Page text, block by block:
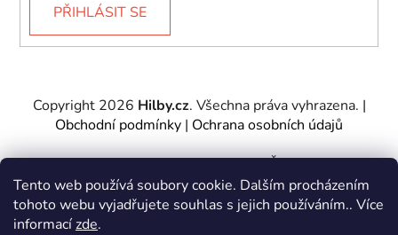
Tento web používá soubory cookie. Dalším procházením
tohoto webu vyjadřujete souhlas s jejich používáním.. Více
informacízde.
PŘIHLÁSIT SE
Copyright 2026 Hilby.cz. Všechna práva vyhrazena. |
Obchodní podmínky | Ochrana osobních údajů
Provozovatel e-shopu: Hilby CZ s.r.o., IČ: 27467317, se
sídlem Soukenická 2082/7,11000 Praha 1 – Nové
Město.
Společnost je zapsána u Městského soudu v Praze -